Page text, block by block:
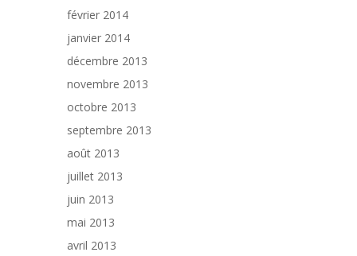
février 2014
janvier 2014
décembre 2013
novembre 2013
octobre 2013
septembre 2013
août 2013
juillet 2013
juin 2013
mai 2013
avril 2013